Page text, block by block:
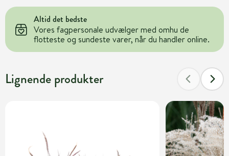
Altid det bedste
Vores fagpersonale udvælger med omhu de
flotteste og sundeste varer, når du handler online.
Lignende produkter